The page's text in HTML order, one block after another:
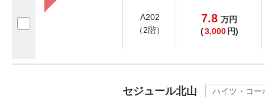
A202
（2階）
7.8 万円
(3,000 円)
セジュール北山
ハイツ・コー